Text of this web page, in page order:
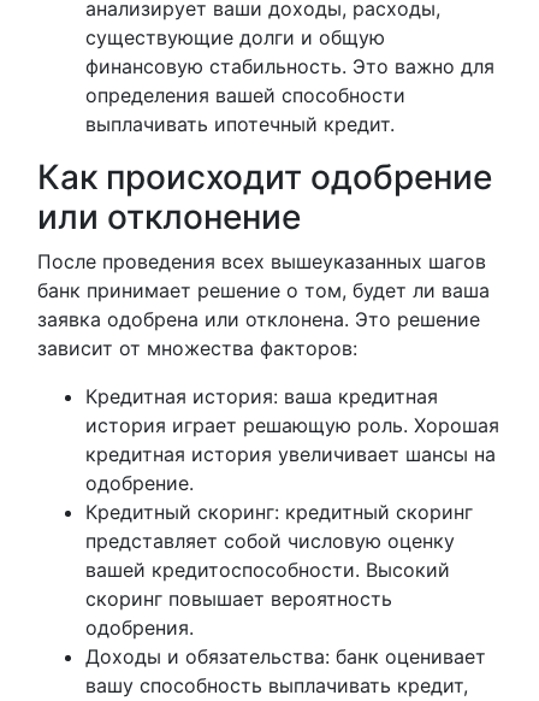
анализирует ваши доходы, расходы,
существующие долги и общую
финансовую стабильность. Это важно для
определения вашей способности
выплачивать ипотечный кредит.
Как происходит одобрение
или отклонение
После проведения всех вышеуказанных шагов
банк принимает решение о том, будет ли ваша
заявка одобрена или отклонена. Это решение
зависит от множества факторов:
Кредитная история: ваша кредитная
история играет решающую роль. Хорошая
кредитная история увеличивает шансы на
одобрение.
Кредитный скоринг: кредитный скоринг
представляет собой числовую оценку
вашей кредитоспособности. Высокий
скоринг повышает вероятность
одобрения.
Доходы и обязательства: банк оценивает
вашу способность выплачивать кредит,